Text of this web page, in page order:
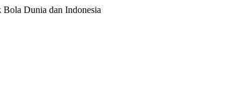
Dunia dan Indonesia